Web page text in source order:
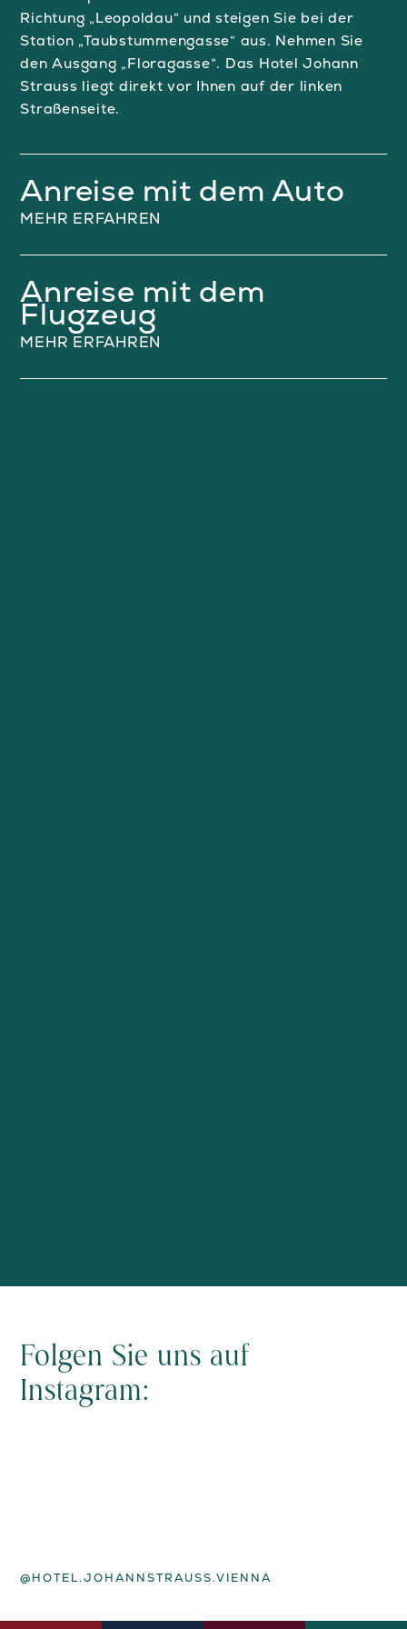
Richtung „Leopoldau“ und steigen Sie bei der
Station „Taubstummengasse“ aus. Nehmen Sie
den Ausgang „Floragasse“. Das Hotel Johann
Strauss liegt direkt vor Ihnen auf der linken
Straßenseite.
Anreise mit dem Auto
MEHR ERFAHREN
Anreise mit dem
Flugzeug
MEHR ERFAHREN
Folgen Sie uns auf
Instagram:
@HOTEL.JOHANNSTRAUSS.VIENNA